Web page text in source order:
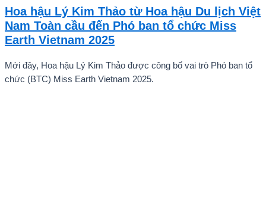
ấn tượng mạnh với giọng hát trữ tình sâu lắng, mang đậm hơi thở
quê hương.
Hoa hậu Lý Kim Thảo từ Hoa hậu Du lịch Việt
Nam Toàn cầu đến Phó ban tổ chức Miss
Earth Vietnam 2025
Mới đây, Hoa hậu Lý Kim Thảo được công bố vai trò Phó ban tổ
chức (BTC) Miss Earth Vietnam 2025.